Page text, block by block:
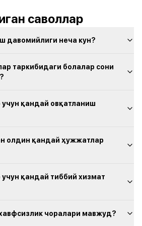
саволлар
давомийлиги неча кун?
таркибидаги болалар сони
қандай овқатланиш
олдин қандай ҳужжатлар
қандай тиббий хизмат
чоралари мавжуд?